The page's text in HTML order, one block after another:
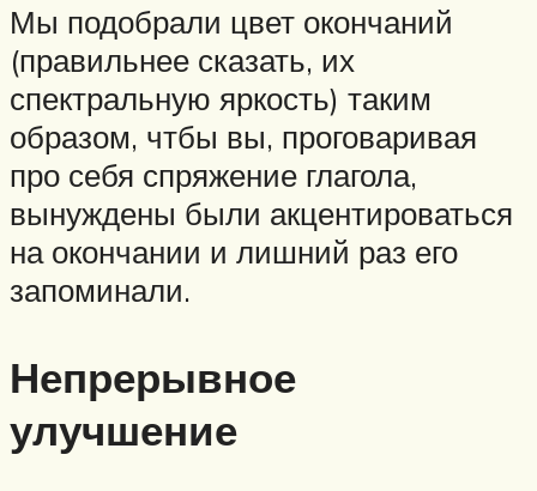
Мы подобрали цвет окончаний
(правильнее сказать, их
спектральную яркость) таким
образом, чтбы вы, проговаривая
про себя спряжение глагола,
вынуждены были акцентироваться
на окончании и лишний раз его
запоминали.
Непрерывное
улучшение